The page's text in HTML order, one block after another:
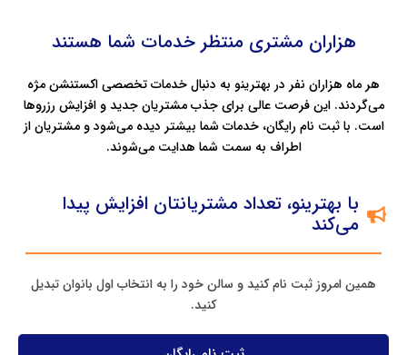
هزاران مشتری منتظر خدمات شما هستند
هر ماه هزاران نفر در بهترینو به دنبال خدمات تخصصی اکستنشن مژه
می‌گردند. این فرصت عالی برای جذب مشتریان جدید و افزایش رزروها
است. با ثبت‌ نام رایگان، خدمات شما بیشتر دیده می‌شود و مشتریان از
اطراف به سمت شما هدایت می‌شوند.
با بهترینو، تعداد مشتریانتان افزایش پیدا
می‌کند
همین امروز ثبت‌ نام کنید و سالن خود را به انتخاب اول بانوان تبدیل
کنید.